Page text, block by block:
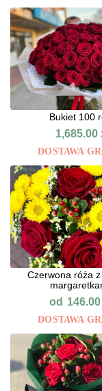
Bukiet 100
1,685.00
DOSTAWA
Czerwona róża z
od 146.00
DOSTAWA